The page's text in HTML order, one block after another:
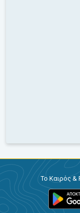
Το Καιρός &